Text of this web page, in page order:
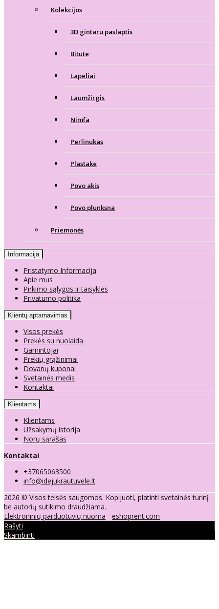
Kolekcijos
3D gintaru paslaptis
Bitute
Lapeliai
Laumžirgis
Nimfa
Perlinukas
Plastake
Povo akis
Povo plunksna
Priemonės
Informacija
Pristatymo Informacija
Apie mus
Pirkimo sąlygos ir taisyklės
Privatumo politika
Klientų aptarnavimas
Visos prekės
Prekės su nuolaida
Gamintojai
Prekių grąžinimai
Dovanų kuponai
Svetainės medis
Kontaktai
Klientams
Klientams
Užsakymų istorija
Norų sąrašas
Kontaktai
+37065063500
info@idejukrautuvele.lt
2026 © Visos teisės saugomos. Kopijuoti, platinti svetainės turinį
be autorių sutikimo draudžiama.
Elektroninių parduotuvių nuoma - eshoprent.com
Rašyti
Skambinti